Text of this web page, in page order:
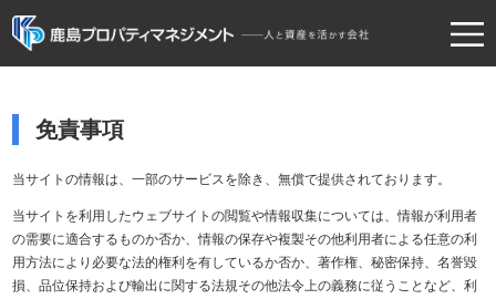
当社の強み
物件情報
事業内容
企業情報
免責事項
当サイトの情報は、一部のサービスを除き、無償で提供されております。
当サイトを利用したウェブサイトの閲覧や情報収集については、情報が利用者
の需要に適合するものか否か、情報の保存や複製その他利用者による任意の利
用方法により必要な法的権利を有しているか否か、著作権、秘密保持、名誉毀
損、品位保持および輸出に関する法規その他法令上の義務に従うことなど、利